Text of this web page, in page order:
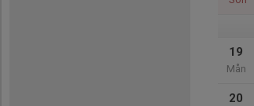
19
Mån
20